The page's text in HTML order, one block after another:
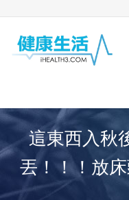
這東西入秋
丟！！！放